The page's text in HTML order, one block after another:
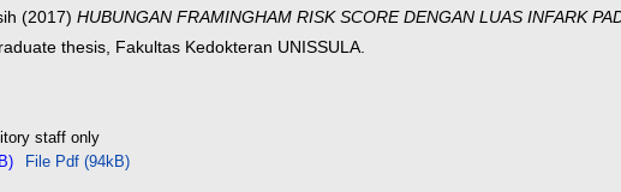
(2017) HUBUNGAN FRAMINGHAM RISK SCORE DENGAN LUAS INFARK
thesis, Fakultas Kedokteran UNISSULA.
staff only
File Pdf (94kB)